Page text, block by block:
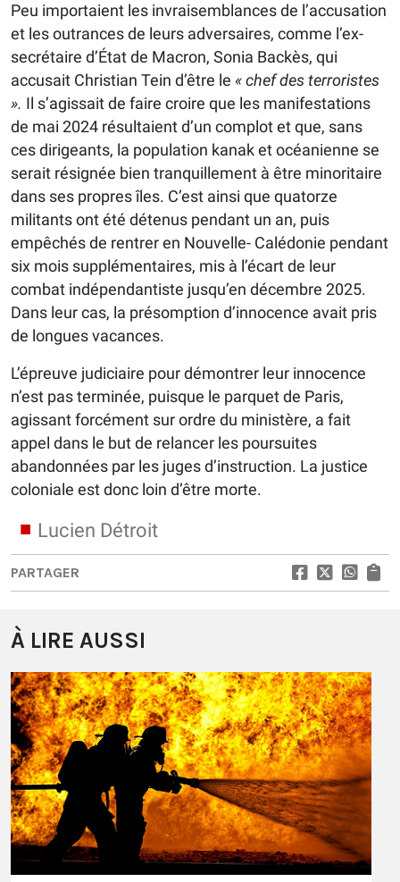
Peu importaient les invraisemblances de l’accusation
et les outrances de leurs adversaires, comme l’ex-
secrétaire d’État de Macron, Sonia Backès, qui
accusait Christian Tein d’être le « chef des terroristes
». Il s’agissait de faire croire que les manifestations
de mai 2024 résultaient d’un complot et que, sans
ces dirigeants, la population kanak et océanienne se
serait résignée bien tranquillement à être minoritaire
dans ses propres îles. C’est ainsi que quatorze
militants ont été détenus pendant un an, puis
empêchés de rentrer en Nouvelle- Calédonie pendant
six mois supplémentaires, mis à l’écart de leur
combat indépendantiste jusqu’en décembre 2025.
Dans leur cas, la présomption d’innocence avait pris
de longues vacances.
L’épreuve judiciaire pour démontrer leur innocence
n’est pas terminée, puisque le parquet de Paris,
agissant forcément sur ordre du ministère, a fait
appel dans le but de relancer les poursuites
abandonnées par les juges d’instruction. La justice
coloniale est donc loin d’être morte.
Lucien Détroit
PARTAGER
À LIRE AUSSI